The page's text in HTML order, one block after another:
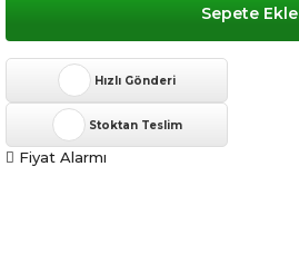
Sepete Ekle
Hızlı Gönderi
Stoktan Teslim
Fiyat Alarmı